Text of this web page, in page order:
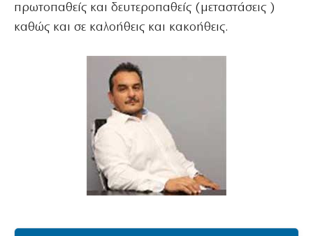
πρωτοπαθείς και δευτεροπαθείς (μεταστάσεις )
καθώς και σε καλοήθεις και κακοήθεις.